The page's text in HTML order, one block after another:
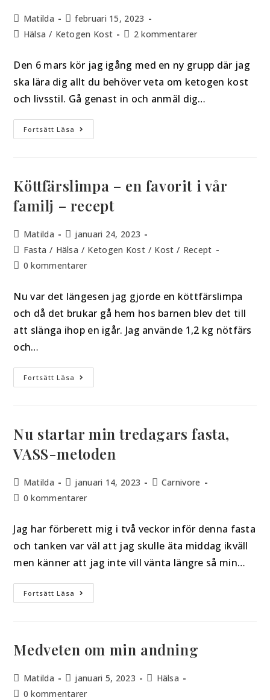
Matilda
februari 15, 2023
Hälsa / Ketogen Kost 2 kommentarer
Den 6 mars kör jag igång med en ny grupp där jag
ska lära dig allt du behöver veta om ketogen kost
och livsstil. Gå genast in och anmäl dig…
Fortsätt Läsa
Köttfärslimpa – en favorit i vår
familj – recept
Matilda
januari 24, 2023
Fasta / Hälsa / Ketogen Kost / Kost / Recept
0 kommentarer
Nu var det längesen jag gjorde en köttfärslimpa
och då det brukar gå hem hos barnen blev det till
att slänga ihop en igår. Jag använde 1,2 kg nötfärs
och…
Fortsätt Läsa
Nu startar min tredagars fasta,
VASS-metoden
Matilda januari 14, 2023
Carnivore
0 kommentarer
Jag har förberett mig i två veckor inför denna fasta
och tanken var väl att jag skulle äta middag ikväll
men känner att jag inte vill vänta längre så min…
Fortsätt Läsa
Medveten om min andning
Matilda januari 5, 2023
Hälsa
0 kommentarer